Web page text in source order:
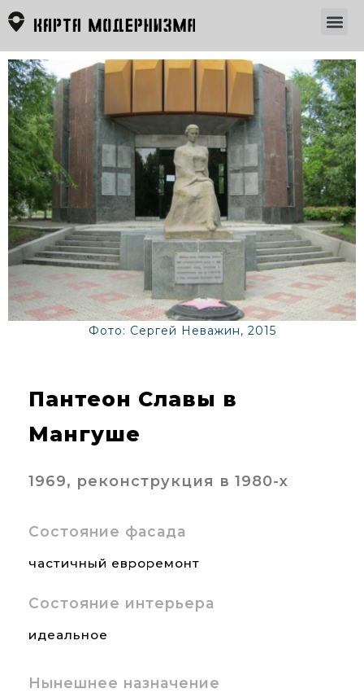
Фото: Сергей Неважин, 2015
Пантеон Славы в
Мангуше
1969, реконструкция в 1980-х
Состояние фасада
частичный евроремонт
Состояние интерьера
идеальное
Нынешнее назначение